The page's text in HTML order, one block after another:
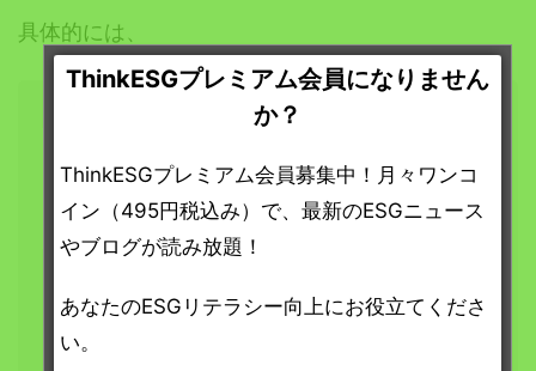
具体的には、
会員限定の
コンテンツです。
4つの特典が受けられる「ThinkESG プレミア
ム会員（1ヶ月定期購読）」の
ThinkESGプレミアム会員になりません
か？
ThinkESGプレミアム会員募集中！月々ワンコ
イン（495円税込み）で、最新のESGニュース
やブログが読み放題！
あなたのESGリテラシー向上にお役立てくださ
い。